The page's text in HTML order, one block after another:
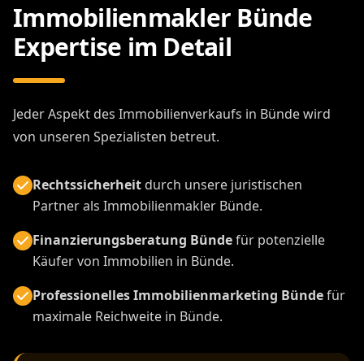
Immobilienmakler Bünde
Expertise im Detail
Jeder Aspekt des Immobilienverkaufs in Bünde wird
von unseren Spezialisten betreut.
Rechtssicherheitdurch unsere juristischen
Partner als Immobilienmakler Bünde.
Finanzierungsberatung Bündefür potenzielle
Käufer von Immobilien in Bünde.
Professionelles Immobilienmarketing Bündefür
maximale Reichweite in Bünde.